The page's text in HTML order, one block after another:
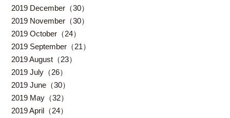
2019 December（30）
2019 November（30）
2019 October（24）
2019 September（21）
2019 August（23）
2019 July（26）
2019 June（30）
2019 May（32）
2019 April（24）